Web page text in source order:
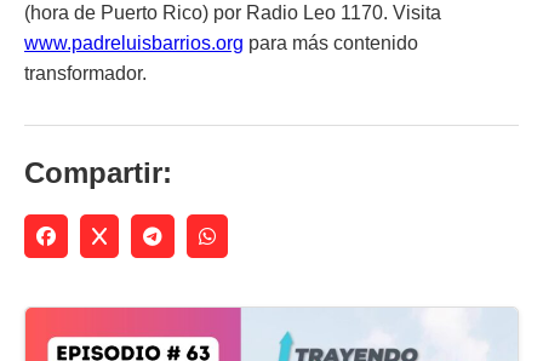
(hora de Puerto Rico) por Radio Leo 1170. Visita
www.padreluisbarrios.org para más contenido
transformador.
Compartir: